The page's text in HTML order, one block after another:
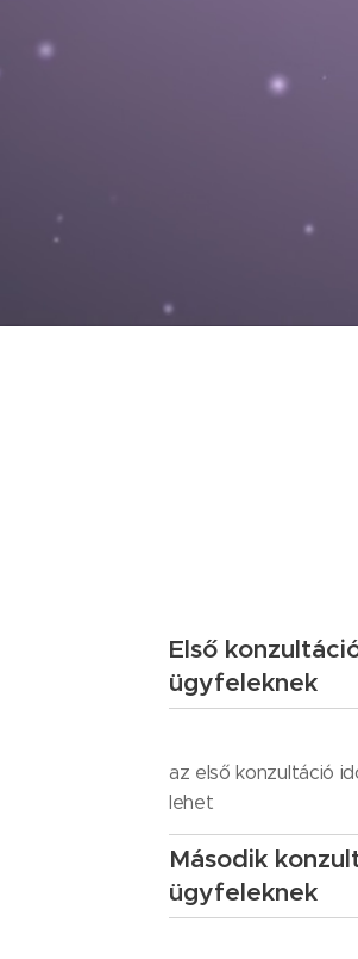
Első
ügyfeleknek
az első konzultáció
lehet
Második
ügyfeleknek